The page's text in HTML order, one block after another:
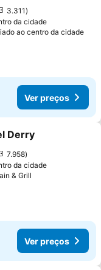
3.311
da cidade
ao centro da cidade
Ver preços
aos favoritos
Derry
7.958
da cidade
& Grill
Ver preços